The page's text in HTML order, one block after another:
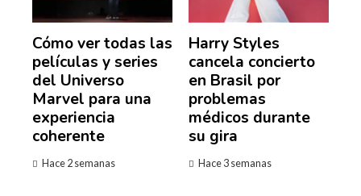
Cómo ver todas las
películas y series
del Universo
Marvel para una
experiencia
coherente
Hace 2 semanas
Harry Styles
cancela concierto
en Brasil por
problemas
médicos durante
su gira
Hace 3 semanas